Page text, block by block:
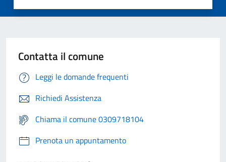
Contatta il comune
Leggi le domande frequenti
Richiedi Assistenza
Chiama il comune 0309718104
Prenota un appuntamento